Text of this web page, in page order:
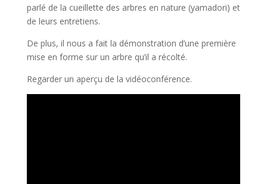
parlé de la cueillette des arbres en nature (yamadori) et
de leurs entretiens.
De plus, il nous a fait la démonstration d’une première
mise en forme sur un arbre qu’il a récolté.
Regarder un aperçu de la vidéoconférence.